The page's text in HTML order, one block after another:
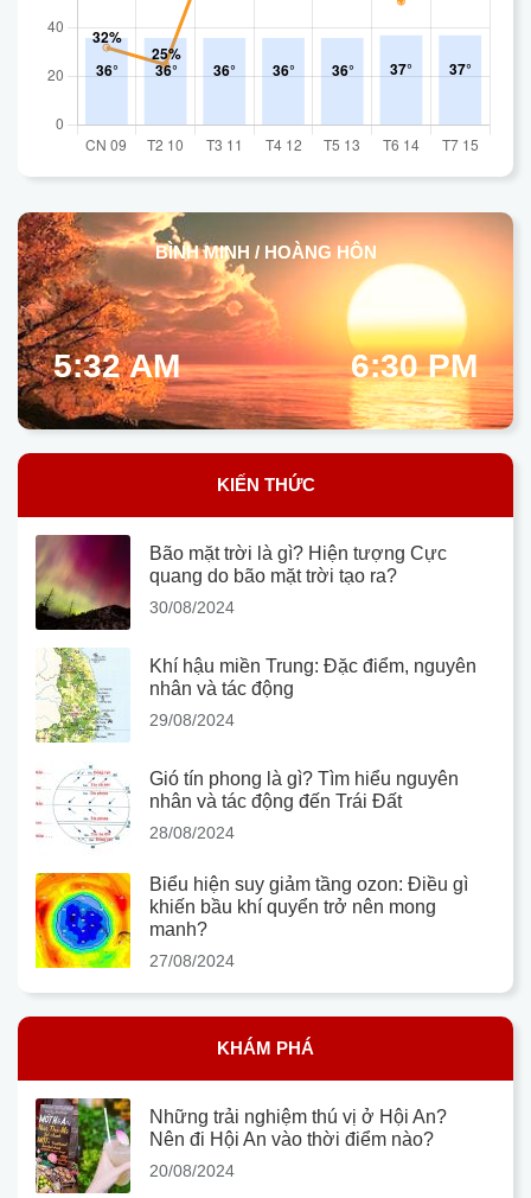
BÌNH MINH / HOÀNG HÔN
5:32 AM 6:30 PM
KIẾN THỨC
Bão mặt trời là gì? Hiện tượng Cực
quang do bão mặt trời tạo ra?
30/08/2024
Khí hậu miền Trung: Đặc điểm, nguyên
nhân và tác động
29/08/2024
Gió tín phong là gì? Tìm hiểu nguyên
nhân và tác động đến Trái Đất
28/08/2024
Biểu hiện suy giảm tầng ozon: Điều gì
khiến bầu khí quyển trở nên mong
manh?
27/08/2024
KHÁM PHÁ
Những trải nghiệm thú vị ở Hội An?
Nên đi Hội An vào thời điểm nào?
20/08/2024